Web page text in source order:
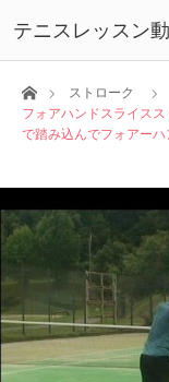
テニスレッスン
ホームストローク
フォアハンドスライス
で踏み込んでフォアーハ